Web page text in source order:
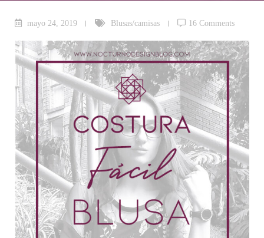
mayo 24, 2019 Blusas/camisas 16 Comments